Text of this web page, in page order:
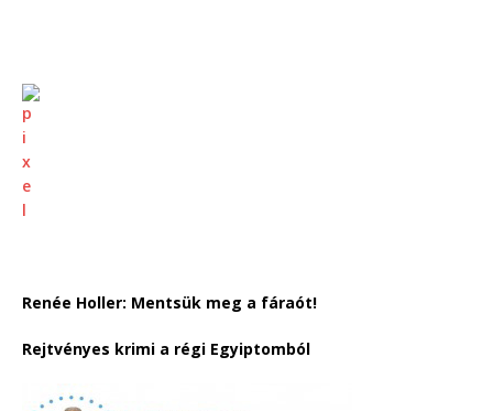
Renée Holler: Mentsük meg a fáraót!
Rejtvényes krimi a régi Egyiptomból